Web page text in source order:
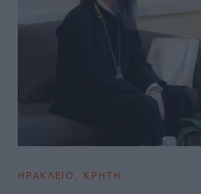
ΗΡΑΚΛΕΙΟ ΚΡΗΤΗ